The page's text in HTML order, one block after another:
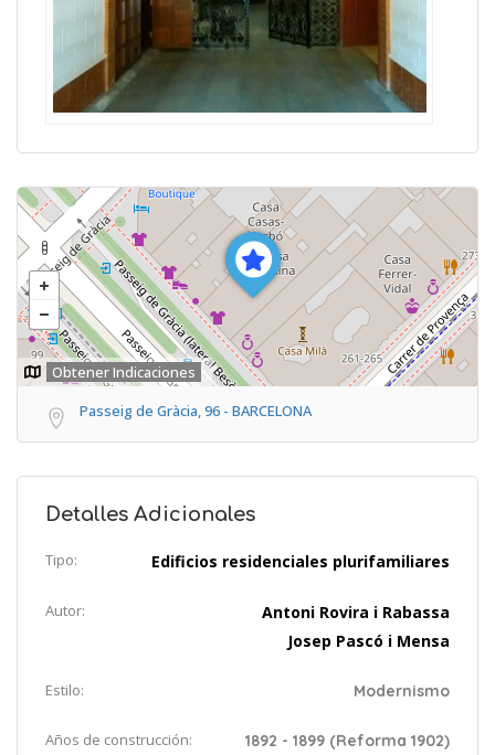
Obtener Indicaciones
Passeig de Gràcia, 96 - BARCELONA
Detalles Adicionales
Tipo: Edificios residenciales plurifamiliares
Autor:
Antoni Rovira i Rabassa
Josep Pascó i Mensa
Estilo: Modernismo
Años de construcción: 1892 - 1899 (Reforma 1902)